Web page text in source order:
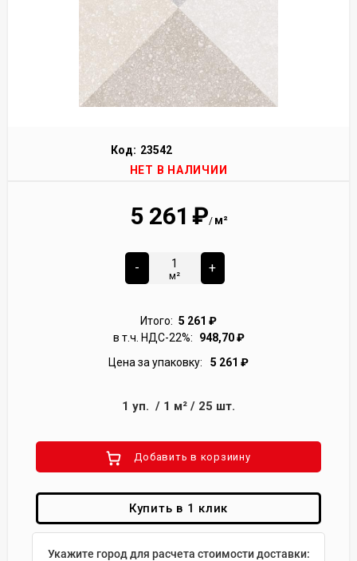
Код: 23542
НЕТ В НАЛИЧИИ
5 261 ₽/ м²
-
м²
+
Итого: 5 261 ₽
в т.ч. НДС-22%:
948,70₽
Цена за упаковку:
5 261 ₽
1 уп. / 1 м² / 25 шт.
Добавить в корзиину
Купить в 1 клик
Укажите город для расчета стоимости доставки: